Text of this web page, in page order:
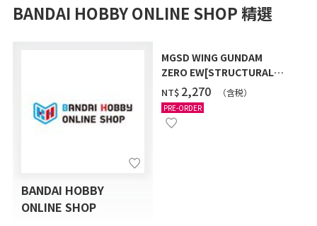
BANDAI HOBBY ONLINE SHOP 精選
BANDAI HOBBY
ONLINE SHOP
MGSD WING GUNDAM
ZERO EW[STRUCTURAL
COATING/BLACK] [2026年
12月發送]
NT$ ‌2,270 （含税）
PRE-ORDER